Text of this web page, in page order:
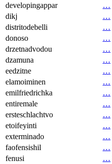
developingappar
…
dikj
…
distritodebelli
…
donoso
…
drzetnadvodou
…
dzamuna
…
eedzitne
…
elamoiminen
…
emilfriedrichka
…
entiremale
…
ersteschlachtvo
…
etoifeyinti
…
exterminado
…
faofensishil
…
fenusi
…